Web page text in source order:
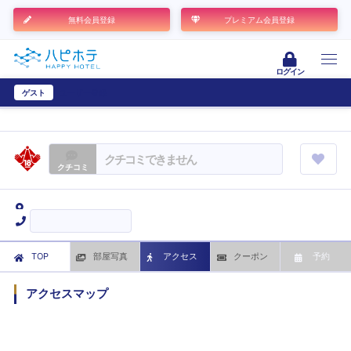
無料会員登録 プレミアム会員登録
ログイン
ゲスト
クチコミ クチコミできません
TOP 部屋写真 アクセス クーポン 予約
アクセスマップ